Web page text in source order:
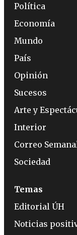
Política
Economía
Mundo
País
Opinión
Sucesos
Arte y
Interior
Correo
Sociedad
Temas
Editorial ÚH
Noticias